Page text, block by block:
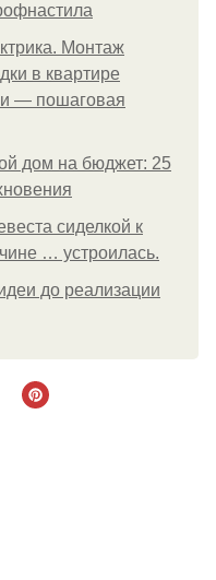
Монтаж
в квартире
— пошаговая
дом на бюджет: 25
сиделкой к
… устроилась.
до реализации